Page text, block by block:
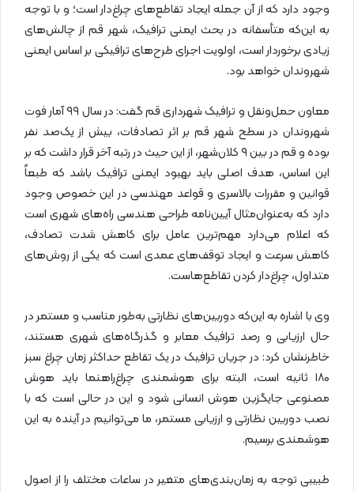
وجود دارد که از آن جمله ایجاد تقاطع‌های چراغ‌دار است؛ و با توجه
به این‌که متأسفانه در بحث ایمنی ترافیک، شهر قم از چالش‌های
زیادی برخوردار است، اولویت اجرای طرح‌های ترافیکی بر اساس ایمنی
شهروندان خواهد بود.
معاون حمل‌ونقل و ترافیک شهرداری قم گفت: در سال ۹۹ آمار فوت
شهروندان در سطح شهر قم بر اثر تصادفات، بیش از یک‌صد نفر
بوده و قم در بین ۹ کلان‌شهر، از این حیث در رتبه آخر قرار داشت که بر
این اساس، هدف اصلی باید بهبود ایمنی ترافیک باشد که طبعاً
قوانین و مقررات بالاسری و قواعد مهندسی در این خصوص وجود
دارد که به‌عنوان‌مثال آیین‌نامه طراحی هندسی راه‌های شهری است
که اعلام می‌دارد مهم‌ترین عامل برای کاهش شدت تصادف،
کاهش سرعت و ایجاد توقف‌های عمدی است که یکی از روش‌های
متداول، چراغ‌دار کردن تقاطع‌هاست.
وی با اشاره به این‌که دوربین‌های نظارتی به‌طور مناسب و مستمر در
حال ارزیابی و رصد ترافیک معابر و گذرگاه‌های شهری هستند،
خاطرنشان کرد: در جریان ترافیک در یک تقاطع حداکثر زمان چراغ سبز
۱۸۰ ثانیه است، البته برای هوشمندی چراغ‌راهنما باید هوش
مصنوعی جایگزین هوش انسانی شود و این در حالی است که با
نصب دوربین نظارتی و ارزیابی مستمر، ما می‌توانیم در آینده به این
هوشمندی برسیم.
طبیبی توجه به زمان‌بندی‌های متغیر در ساعات مختلف را از اصول